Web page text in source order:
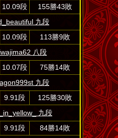
10.09段
155勝43敗
九段
10.09段
113勝9敗
八段
10.07段
75勝14敗
九段
9.91段
125勝30敗
九段
9.91段
84勝14敗